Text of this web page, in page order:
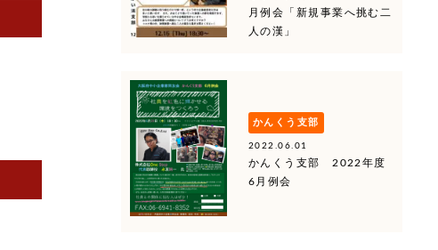
月例会「新規事業へ挑む二
人の漢」
かんくう支部
2022.06.01
かんくう支部 2022年度
6月例会